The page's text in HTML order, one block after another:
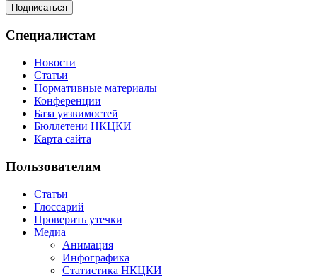
Специалистам
Новости
Статьи
Нормативные материалы
Конференции
База уязвимостей
Бюллетени НКЦКИ
Карта сайта
Пользователям
Статьи
Глоссарий
Проверить утечки
Медиа
Анимация
Инфографика
Статистика НКЦКИ